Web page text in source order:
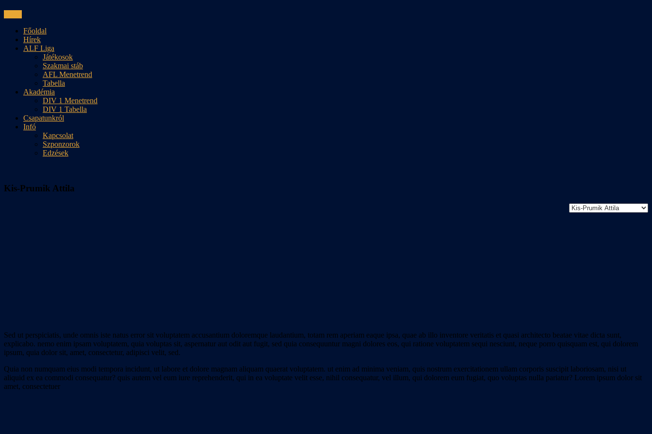
contentFőoldal
Hírek
ALF Liga
Játékosok
Szakmai stáb
AFL Menetrend
Tabella
Akadémia
DIV 1 Menetrend
DIV 1 Tabella
Csapatunkról
Infó
Kapcsolat
Szponzorok
Edzések
Kis-Prumik Attila
Sed ut perspiciatis, unde omnis iste natus error sit voluptatem accusantium doloremque laudantium, totam rem aperiam eaque ipsa, quae ab illo inventore veritatis et quasi architecto beatae vitae dicta sunt,
explicabo. nemo enim ipsam voluptatem, quia voluptas sit, aspernatur aut odit aut fugit, sed quia consequuntur magni dolores eos, qui ratione voluptatem sequi nesciunt, neque porro quisquam est, qui dolorem
ipsum, quia dolor sit, amet, consectetur, adipisci velit, sed.
Quia non numquam eius modi tempora incidunt, ut labore et dolore magnam aliquam quaerat voluptatem. ut enim ad minima veniam, quis nostrum exercitationem ullam corporis suscipit laboriosam, nisi ut
aliquid ex ea commodi consequatur? quis autem vel eum iure reprehenderit, qui in ea voluptate velit esse, nihil consequatur, vel illum, qui dolorem eum fugiat, quo voluptas nulla pariatur? Lorem ipsum dolor sit
amet, consectetuer